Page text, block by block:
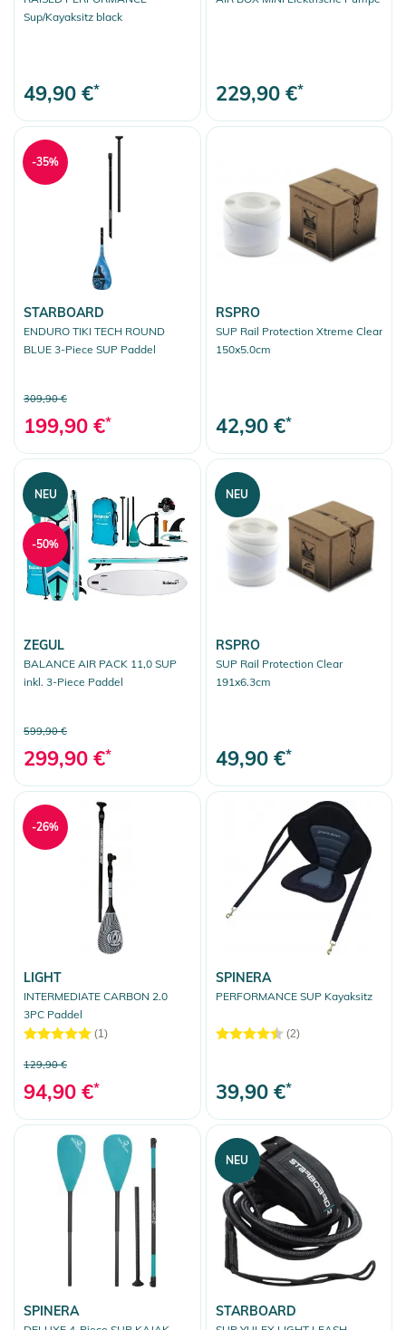
Sup/Kayaksitz black
49,90 €* 229,90 €*
STARBOARD
ENDURO TIKI TECH ROUND
BLUE 3-Piece SUP Paddel
309,90 €
199,90 €*
-35%
RSPRO
SUP Rail Protection Xtreme Clear
150x5.0cm
42,90 €*
ZEGUL
BALANCE AIR PACK 11,0 SUP
inkl. 3-Piece Paddel
599,90 €
299,90 €*
NEU
-50%
RSPRO
SUP Rail Protection Clear
191x6.3cm
49,90 €*
NEU
LIGHT
INTERMEDIATE CARBON 2.0
3PC Paddel
(1)
129,90 €
94,90 €*
-26%
SPINERA
PERFORMANCE SUP Kayaksitz
(2)
39,90 €*
SPINERA STARBOARD
NEU